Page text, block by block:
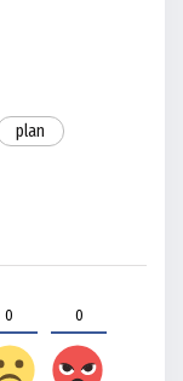
plan
0 0